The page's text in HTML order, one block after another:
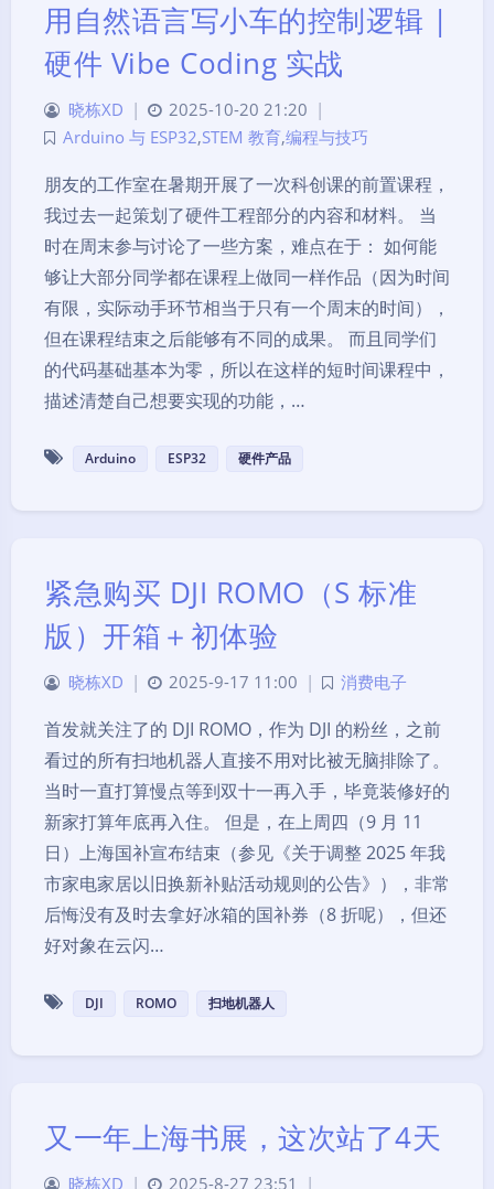
用自然语言写小车的控制逻辑 |
硬件 Vibe Coding 实战
晓栋XD | 2025-10-20 21:20 |
Arduino 与 ESP32,STEM 教育,编程与技巧
朋友的工作室在暑期开展了一次科创课的前置课程，
我过去一起策划了硬件工程部分的内容和材料。 当
时在周末参与讨论了一些方案，难点在于： 如何能
够让大部分同学都在课程上做同一样作品（因为时间
有限，实际动手环节相当于只有一个周末的时间），
但在课程结束之后能够有不同的成果。 而且同学们
的代码基础基本为零，所以在这样的短时间课程中，
描述清楚自己想要实现的功能，…
Arduino ESP32 硬件产品
紧急购买 DJI ROMO（S 标准
版）开箱＋初体验
晓栋XD | 2025-9-17 11:00 | 消费电子
首发就关注了的 DJI ROMO，作为 DJI 的粉丝，之前
看过的所有扫地机器人直接不用对比被无脑排除了。
当时一直打算慢点等到双十一再入手，毕竟装修好的
新家打算年底再入住。 但是，在上周四（9 月 11
日）上海国补宣布结束（参见《关于调整 2025 年我
市家电家居以旧换新补贴活动规则的公告》），非常
后悔没有及时去拿好冰箱的国补券（8 折呢），但还
好对象在云闪…
DJI ROMO 扫地机器人
又一年上海书展，这次站了4天
晓栋XD | 2025-8-27 23:51
|